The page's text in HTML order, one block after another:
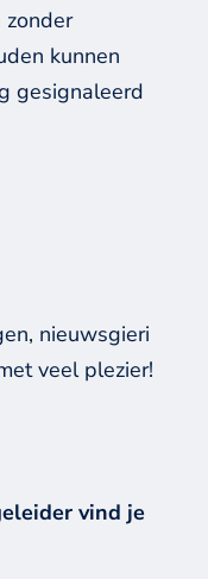
zonder
kunnen
gesignaleerd
nieuwsgieri
veel plezier!
vind je